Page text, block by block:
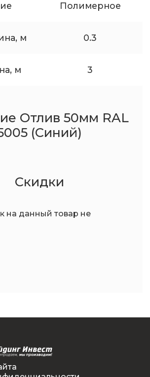
Полимерное
м 0.3
м 3
Отлив 50мм RAL
(Синий)
Скидки
на данный товар не